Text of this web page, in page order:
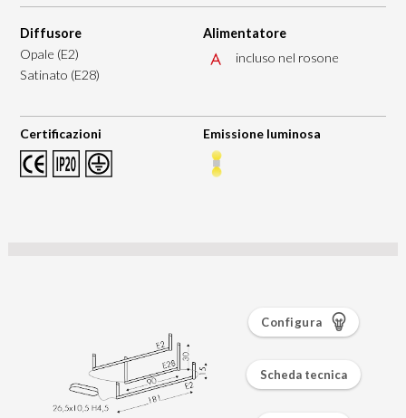
Diffusore
Opale (E2)
Satinato (E28)
Alimentatore
incluso nel rosone
Certificazioni Emissione luminosa
Configura
Scheda tecnica